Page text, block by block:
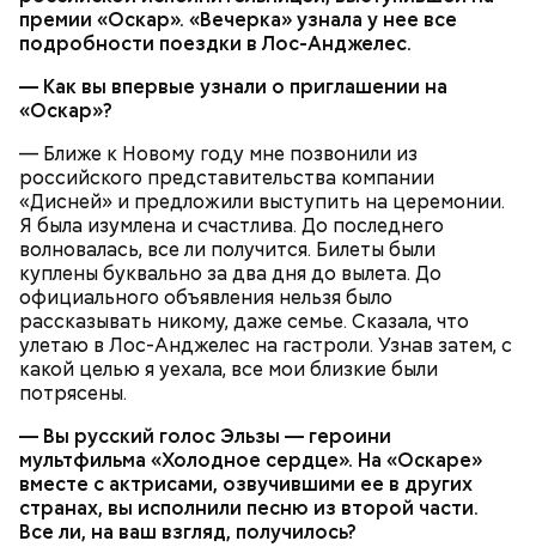
премии «Оскар». «Вечерка» узнала у нее все
подробности поездки в Лос-Анджелес.
— Как вы впервые узнали о приглашении на
«Оскар»?
— Ближе к Новому году мне позвонили из
российского представительства компании
«Дисней» и предложили выступить на церемонии.
Я была изумлена и счастлива. До последнего
волновалась, все ли получится. Билеты были
куплены буквально за два дня до вылета. До
официального объявления нельзя было
рассказывать никому, даже семье. Сказала, что
улетаю в Лос-Анджелес на гастроли. Узнав затем, с
какой целью я уехала, все мои близкие были
потрясены.
— Вы русский голос Эльзы — героини
мультфильма «Холодное сердце». На «Оскаре»
вместе с актрисами, озвучившими ее в других
странах, вы исполнили песню из второй части.
Все ли, на ваш взгляд, получилось?
Молитва Николаю чудотворцу
Грибной суп с фасолью